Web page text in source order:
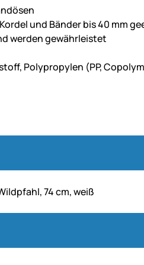
und Bänder bis 40 mm
werden gewährleistet
Polypropylen (PP,
74 cm, weiß